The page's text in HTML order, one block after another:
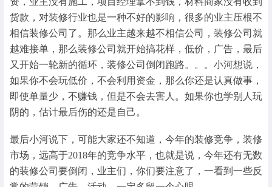
货款，对装修行业也是一种不好的影响，很多的业主压根不
相信装修公司了。那么业主越来越不相信公司，装修公司就
越难接单，那么装修公司就开始搞花样，低价，广告，最后
又开始一轮新的循环，装修公司倒闭跑路。。。小河想说，
如果你不会玩低价，不会利用资金，那么你还是认真做事，
即使单量少，不赚钱，但是不会去害人。如果你也学别人玩
阴的，估计最后伤的还是自己。
最后小河说下，可能大家还不知道，今年的装修竞争，装修
市场，远高于2018年的竞争水平，也就是说，今年还有无数
的装修公司要倒闭，业主们，你们要注意了，一看到一些反